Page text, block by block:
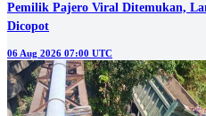
Pemilik Pajero Viral Ditemukan,
Dicopot
06 Aug 2026 07:00 UTC